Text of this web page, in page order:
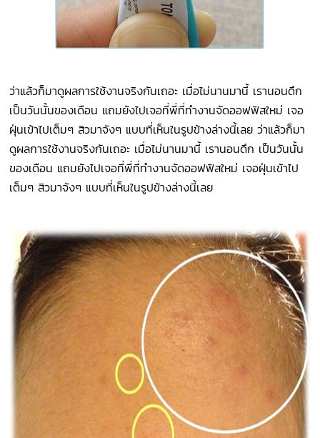
ว่าแล้วก็มาดูผลการใช้งานจริงกันเถอะ เมื่อไม่นานมานี้ เรานอนดึก
เป็นวันนั้นของเดือน แถมยังไปเจอที่พี่ที่ทำงานจัดออฟฟิสใหม่ เจอ
ฝุ่นเข้าไปเต็มๆ สิวมาจังๆ แบบที่เห็นในรูปข้างล่างนี้เลย ว่าแล้วก็มา
ดูผลการใช้งานจริงกันเถอะ เมื่อไม่นานมานี้ เรานอนดึก เป็นวันนั้น
ของเดือน แถมยังไปเจอที่พี่ที่ทำงานจัดออฟฟิสใหม่ เจอฝุ่นเข้าไป
เต็มๆ สิวมาจังๆ แบบที่เห็นในรูปข้างล่างนี้เลย